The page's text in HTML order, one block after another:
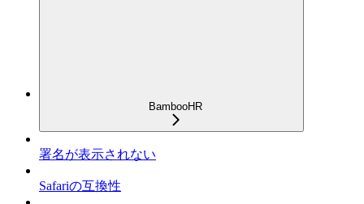
BambooHR
署名が表示されない
Safariの互換性